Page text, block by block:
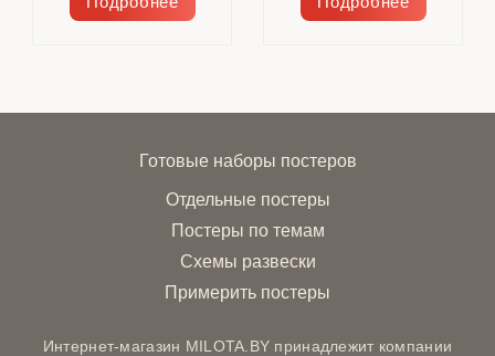
Готовые наборы постеров
Отдельные постеры
Постеры по темам
Схемы развески
Примерить постеры
Интернет-магазин MILOTA.BY принадлежит компании